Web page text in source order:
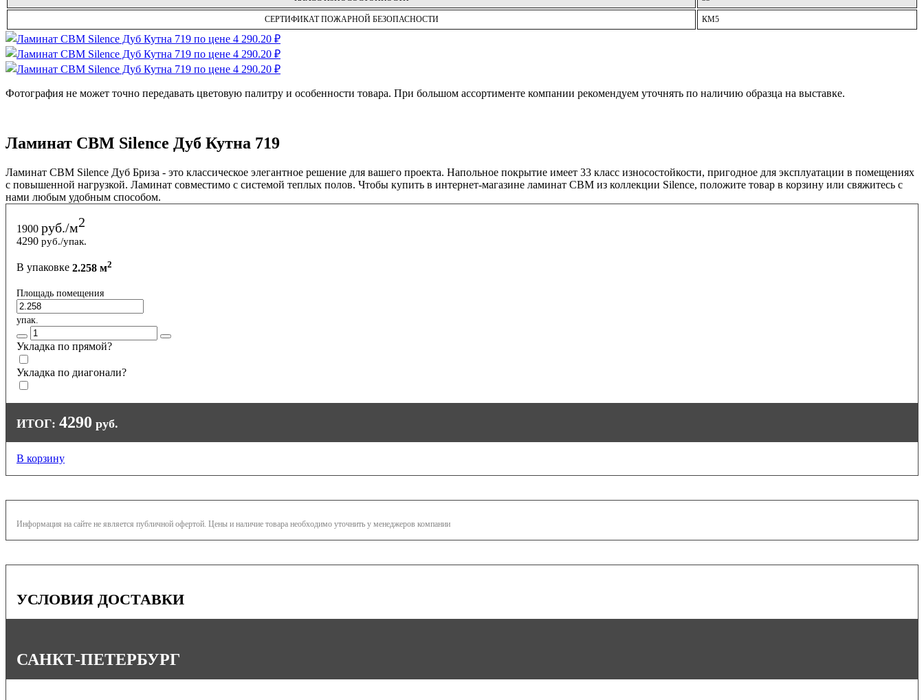
СЕРТИФИКАТ ПОЖАРНОЙ БЕЗОПАСНОСТИ КМ5
Фотография не может точно передавать цветовую палитру и особенности товара. При большом ассортименте компании рекомендуем уточнять по наличию образца на выставке.
Ламинат CBM Silence Дуб Кутна 719
Ламинат CBM Silence Дуб Бриза - это классическое элегантное решение для вашего проекта. Напольное покрытие имеет 33 класс износостойкости, пригодное для эксплуатации в помещениях
с повышенной нагрузкой. Ламинат совместимо с системой теплых полов. Чтобы купить в интернет-магазине ламинат CBM из коллекции Silence, положите товар в корзину или свяжитесь с
нами любым удобным способом.
1900 руб./м2
4290 руб./упак.
В упаковке 2.258 м2
Площадь помещения
упак.
Укладка по прямой?
Укладка по диагонали?
ИТОГ: 4290 руб.
В корзину
Информация на сайте не является публичной офертой. Цены и наличие товара необходимо уточнить у менеджеров компании
УСЛОВИЯ ДОСТАВКИ
САНКТ-ПЕТЕРБУРГ